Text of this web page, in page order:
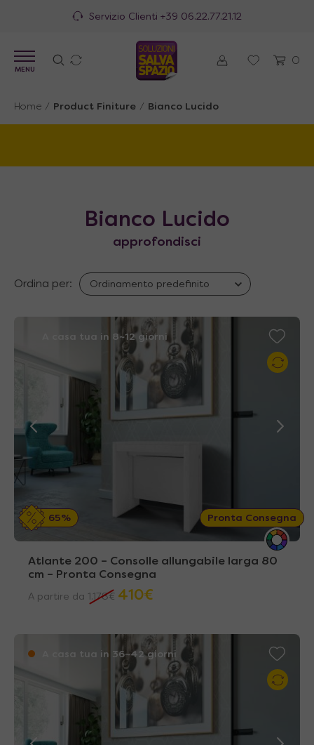
Servizio Clienti +39 06.22.77.21.12
0
MENU
Home / Product Finiture / Bianco Lucido
Bianco Lucido
approfondisci
Ordina per:
A casa tua in 8~12 giorni
Pronta Consegna
65%
Atlante 200 – Consolle allungabile larga 80
cm – Pronta Consegna
A partire da 1.178€ 410€
A casa tua in 36~42 giorni